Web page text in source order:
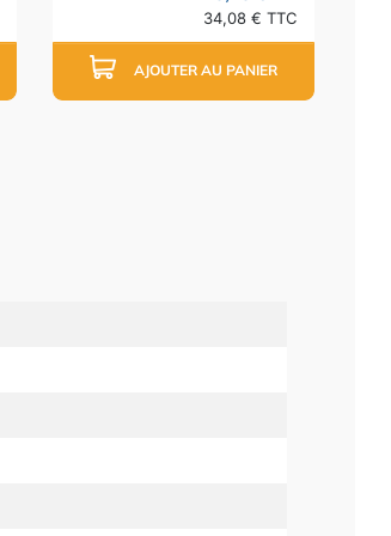
34,08 € TTC
AJOUTER AU PANIER